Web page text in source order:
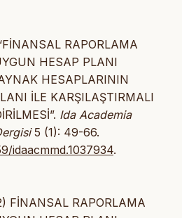
RAPORLAMA
HESAP PLANI
HESAPLARININ
İLE KARŞILAŞTIRMALI
Ida Academia
5 (1): 49-66.
idaacmmd.1037934.
FİNANSAL RAPORLAMA